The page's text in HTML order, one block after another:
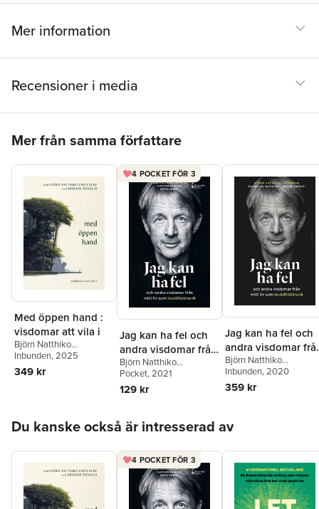
Mer information
Recensioner i media
Mer från samma författare
Med öppen hand :
visdomar att vila i
Björn Natthiko
Lindeblad,Caroline
Bankler
Inbunden, 2025
349 kr
4 POCKET FÖR 3
Jag kan ha fel och
andra visdomar från
mitt liv som
buddhistmunk
Björn Natthiko
Lindeblad,Caroline
Bankler
Pocket, 2021
129 kr
Jag kan ha fel och
andra visdomar
mitt liv som
buddhistmunk
Björn Natthiko
Lindeblad,Caroline
Bankler,
Inbunden, 2020
359 kr
Du kanske också är intresserad av
4 POCKET FÖR 3